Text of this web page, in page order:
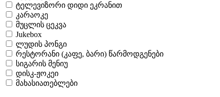
ტელევიზორი დიდი ეკრანით
კარაოკე
მუცლის ცეკვა
Jukebox
ლუდის პონგი
რესტორანი (კაფე, ბარი) წარმოდგენები
სიგარის მენიუ
დისკ-ჟოკეი
მახასიათებლები